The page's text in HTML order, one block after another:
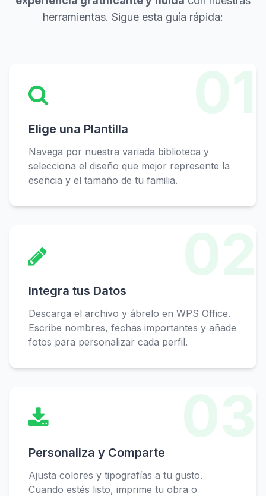
herramientas. Sigue esta guía rápida:
Elige una Plantilla
Navega por nuestra variada biblioteca y
selecciona el diseño que mejor represente la
esencia y el tamaño de tu familia.
Integra tus Datos
Descarga el archivo y ábrelo en WPS Office.
Escribe nombres, fechas importantes y añade
fotos para personalizar cada perfil.
Personaliza y Comparte
Ajusta colores y tipografías a tu gusto.
Cuando estés listo, imprime tu obra o